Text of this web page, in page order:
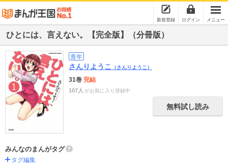
新規登録 ログイン メニュー
ひとには、言えない。【完全版】（分冊版）
青年
さんりようこ （さんりようこ）
31巻 完結
107人 がお気に入り登録中
無料試し読み
みんなのまんがタグ
タグ編集